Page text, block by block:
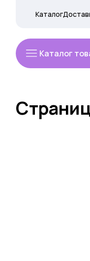
Каталог
Каталог